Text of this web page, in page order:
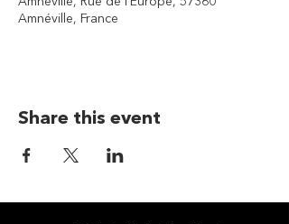
Amnéville, France
Share this event